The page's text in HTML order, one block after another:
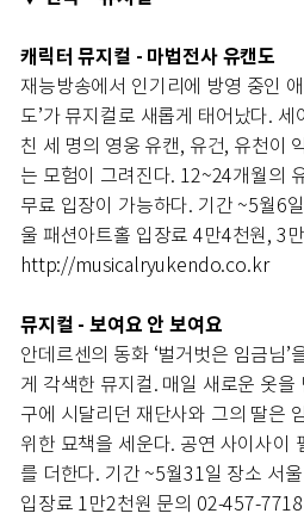
캐릭터 뮤지컬 - 마법전사 유캔도
재능방송에서 인기리에 방영 중인
도’가 뮤지컬로 새롭게 태어났다.
친 세 명의 영웅 유캔, 유건, 유천이
는 모험이 그려진다. 12~24개월의
무료 입장이 가능하다. 기간 ~5월6
울 패션아트홀 입장료 4만4천원, 3
http://musicalryukendo.co.kr
뮤지컬 - 보여요 안 보여요
안데르센의 동화 ‘벌거벗은 임금님
게 각색한 뮤지컬. 매일 새로운 옷
구에 시달리던 재단사와 그의 딸은
위한 묘책을 세운다. 공연 사이사이
를 더한다. 기간 ~5월31일 장소 서
입장료 1만2천원 문의 02-457-7718